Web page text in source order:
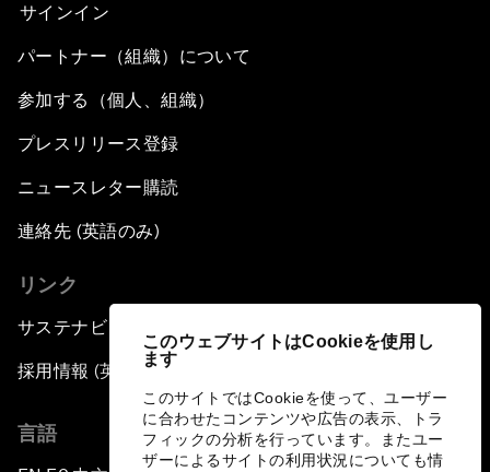
このウェブサイトはCookieを使用し
ます
このサイトではCookieを使って、ユーザー
に合わせたコンテンツや広告の表示、トラ
フィックの分析を行っています。またユー
ザーによるサイトの利用状況についても情
サインイン
パートナー（組織）について
参加する（個人、組織）
プレスリリース登録
ニュースレター購読
連絡先 (英語のみ)
リンク
サステナビリティへの取り組み
採用情報 (英語のみ)
言語